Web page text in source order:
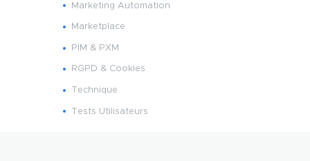
Marketing Automation
Marketplace
PIM & PXM
RGPD & Cookies
Technique
Tests Utilisateurs